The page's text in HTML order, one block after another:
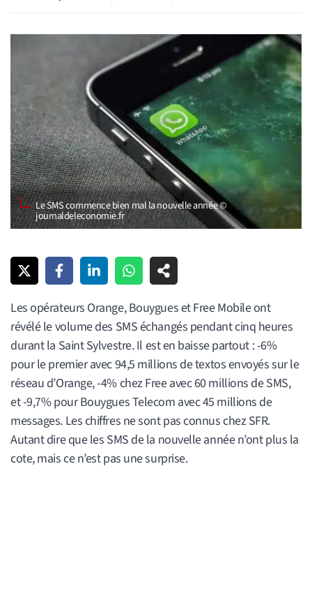
Le SMS commence bien mal la nouvelle année ©
journaldeleconomie.fr
Les opérateurs Orange, Bouygues et Free Mobile ont
révélé le volume des SMS échangés pendant cinq heures
durant la Saint Sylvestre. Il est en baisse partout : -6%
pour le premier avec 94,5 millions de textos envoyés sur le
réseau d’Orange, -4% chez Free avec 60 millions de SMS,
et -9,7% pour Bouygues Telecom avec 45 millions de
messages. Les chiffres ne sont pas connus chez SFR.
Autant dire que les SMS de la nouvelle année n’ont plus la
cote, mais ce n’est pas une surprise.